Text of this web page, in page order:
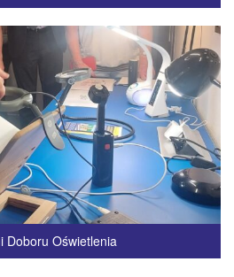
Doboru Oświetlenia